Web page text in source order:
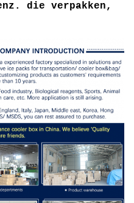
die verpakken,